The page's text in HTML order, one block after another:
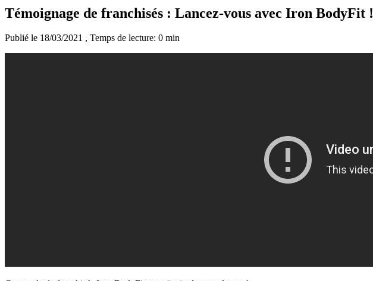
Témoignage de franchisés : Lancez-vous avec Iron BodyFit !
Publié le 18/03/2021 , Temps de lecture: 0 min